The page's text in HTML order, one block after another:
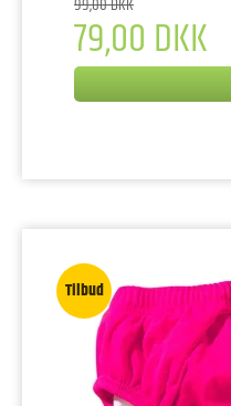
99,00 DKK
79,00 DKK
Tilbud